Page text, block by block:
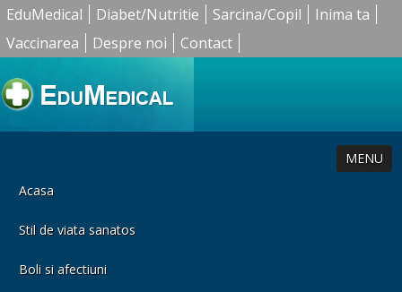
EduMedical Diabet/Nutritie Sarcina/Copil
Inima ta
Vaccinarea
Despre noi Contact
MENU
Acasa
Stil de viata sanatos
Boli si afectiuni